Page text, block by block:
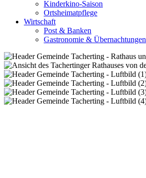
Kinderkino-Saison
Ortsheimatpflege
Wirtschaft
Post & Banken
Gastronomie & Übernachtungen